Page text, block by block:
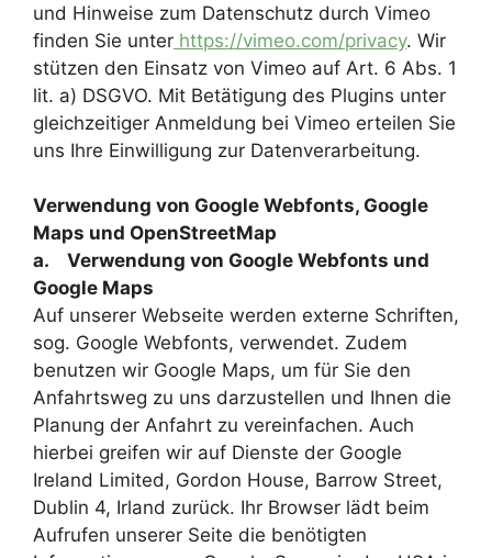
und Hinweise zum Datenschutz durch Vimeo
finden Sie unter https://vimeo.com/privacy. Wir
stützen den Einsatz von Vimeo auf Art. 6 Abs. 1
lit. a) DSGVO. Mit Betätigung des Plugins unter
gleichzeitiger Anmeldung bei Vimeo erteilen Sie
uns Ihre Einwilligung zur Datenverarbeitung.
Verwendung von Google Webfonts, Google
Maps und OpenStreetMap
a. Verwendung von Google Webfonts und
Google Maps
Auf unserer Webseite werden externe Schriften,
sog. Google Webfonts, verwendet. Zudem
benutzen wir Google Maps, um für Sie den
Anfahrtsweg zu uns darzustellen und Ihnen die
Planung der Anfahrt zu vereinfachen. Auch
hierbei greifen wir auf Dienste der Google
Ireland Limited, Gordon House, Barrow Street,
Dublin 4, Irland zurück. Ihr Browser lädt beim
Aufrufen unserer Seite die benötigten